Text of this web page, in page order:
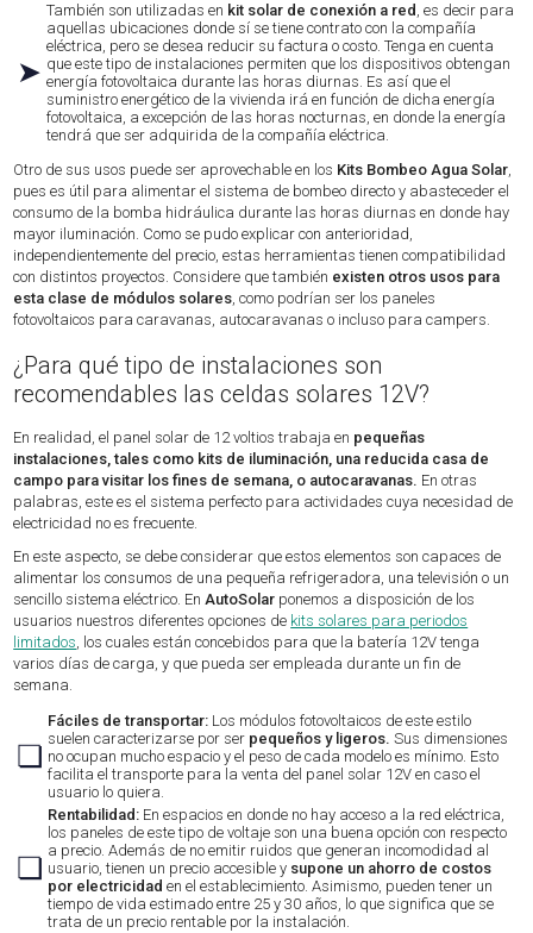
➤
También son utilizadas en kit solar de conexión a red , es decir para
aquellas ubicaciones donde sí se tiene contrato con la compañía
eléctrica, pero se desea reducir su factura o costo. Tenga en cuenta
que este tipo de instalaciones permiten que los dispositivos obtengan
energía fotovoltaica durante las horas diurnas. Es así que el
suministro energético de la vivienda irá en función de dicha energía
fotovoltaica, a excepción de las horas nocturnas, en donde la energía
tendrá que ser adquirida de la compañía eléctrica.
Otro de sus usos puede ser aprovechable en los Kits Bombeo Agua Solar,
pues es útil para alimentar el sistema de bombeo directo y abasteceder el
consumo de la bomba hidráulica durante las horas diurnas en donde hay
mayor iluminación. Como se pudo explicar con anterioridad,
independientemente del precio, estas herramientas tienen compatibilidad
con distintos proyectos. Considere que también existen otros usos para
esta clase de módulos solares, como podrían ser los paneles
fotovoltaicos para caravanas, autocaravanas o incluso para campers.
¿Para qué tipo de instalaciones son
recomendables las celdas solares 12V?
En realidad, el panel solar de 12 voltios trabaja en pequeñas
instalaciones, tales como kits de iluminación, una reducida casa de
campo para visitar los fines de semana, o autocaravanas. En otras
palabras, este es el sistema perfecto para actividades cuya necesidad de
electricidad no es frecuente.
En este aspecto, se debe considerar que estos elementos son capaces de
alimentar los consumos de una pequeña refrigeradora, una televisión o un
sencillo sistema eléctrico. En AutoSolar ponemos a disposición de los
usuarios nuestros diferentes opciones de kits solares para periodos
limitados, los cuales están concebidos para que la batería 12V tenga
varios días de carga, y que pueda ser empleada durante un fin de
semana.
❏
Fáciles de transportar: Los módulos fotovoltaicos de este estilo
suelen caracterizarse por ser pequeños y ligeros. Sus dimensiones
no ocupan mucho espacio y el peso de cada modelo es mínimo. Esto
facilita el transporte para la venta del panel solar 12V en caso el
usuario lo quiera.
❏
Rentabilidad: En espacios en donde no hay acceso a la red eléctrica,
los paneles de este tipo de voltaje son una buena opción con respecto
a precio. Además de no emitir ruidos que generan incomodidad al
usuario, tienen un precio accesible y supone un ahorro de costos
por electricidaden el establecimiento. Asimismo, pueden tener un
tiempo de vida estimado entre 25 y 30 años, lo que significa que se
trata de un precio rentable por la instalación.